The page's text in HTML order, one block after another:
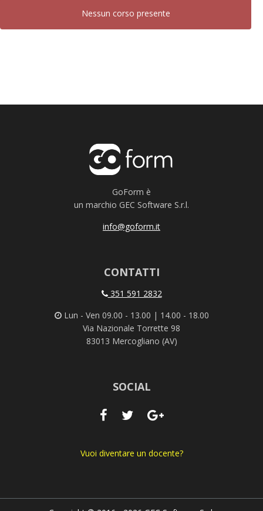
Nessun corso presente
GoForm è
un marchio GEC Software S.r.l.
info@goform.it
CONTATTI
351 591 2832
Lun - Ven 09.00 - 13.00 | 14.00 - 18.00
Via Nazionale Torrette 98
83013 Mercogliano (AV)
SOCIAL
Vuoi diventare un docente?